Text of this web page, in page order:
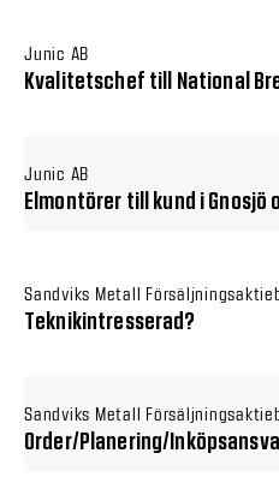
Junic AB
Kvalitetschef till National
Junic AB
Elmontörer till kund i Gnosjö
Sandviks Metall
Teknikintresserad?
Sandviks Metall
Order/Planering/